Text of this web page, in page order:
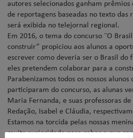
autores selecionados ganham
de reportagens baseadas no texto das
será exibida no telejornal regional.
Em 2016, o tema do concurso ¨O
construir” propiciou aos alunos a
escrever como deveria ser o Brasil do
eles pretendem colaborar para a
Parabenizamos todos os nossos alunos
participaram do concurso, as alunas
Maria Fernanda, e suas professoras
Redação, Isabel e Cláudia,
Estamos na torcida pelas nossas
muita curiosidade para saber o que